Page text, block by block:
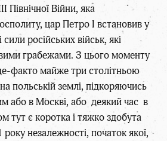
Північної Війни, яка
цар Петро І встановив у
сили російських військ, які
грабежами. З цього моменту
факто майже три столітньою
польській землі, підкоряючись
або в Москві, або деякий час в
тут є коротка і тяжко здобута
року незалежності, початок якої,